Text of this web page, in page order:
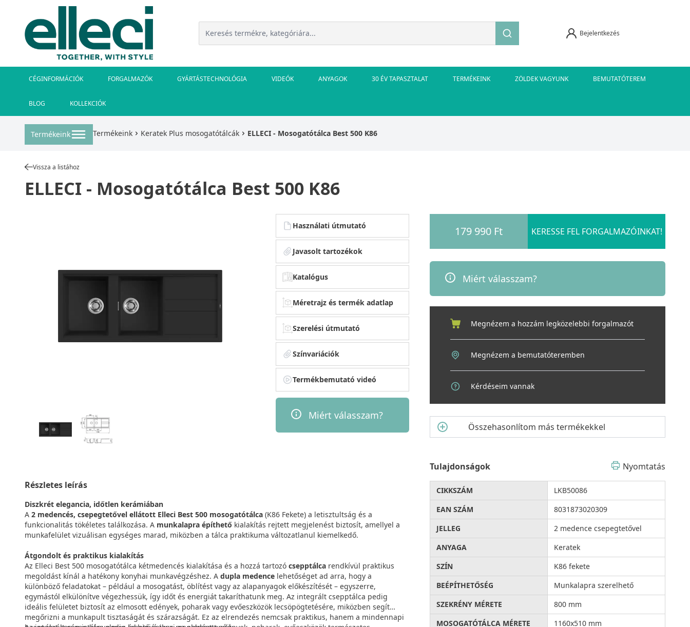
Bejelentkezés
CÉGINFORMÁCIÓK FORGALMAZÓK GYÁRTÁSTECHNOLÓGIA VIDEÓK ANYAGOK 30 ÉV TAPASZTALAT TERMÉKEINK ZÖLDEK VAGYUNK BEMUTATÓTEREM
BLOG KOLLEKCIÓK
Termékeink Termékeink Keratek Plus mosogatótálcák ELLECI - Mosogatótálca Best 500 K86
Vissza a listához
ELLECI - Mosogatótálca Best 500 K86
Használati útmutató
Javasolt tartozékok
Katalógus
Méretrajz és termék adatlap
Szerelési útmutató
Színvariációk
Termékbemutató videó
Miért válasszam?
Részletes leírás
Diszkrét elegancia, időtlen kerámiában
A 2 medencés, csepegtetővel ellátott Elleci Best 500 mosogatótálca (K86 Fekete) a letisztultság és a
funkcionalitás tökéletes találkozása. A munkalapra építhető kialakítás rejtett megjelenést biztosít, amellyel a
munkafelület vizuálisan egységes marad, miközben a tálca praktikuma változatlanul kiemelkedő.
Átgondolt és praktikus kialakítás
Az Elleci Best 500 mosogatótálca kétmedencés kialakítása és a hozzá tartozó csepptálca rendkívül praktikus
megoldást kínál a hatékony konyhai munkavégzéshez. A dupla medence lehetőséget ad arra, hogy a
különböző feladatokat – például a mosogatást, öblítést vagy az alapanyagok előkészítését – egyszerre,
egymástól elkülönítve végezhessük, így időt és energiát takaríthatunk meg. Az integrált csepptálca pedig
ideális felületet biztosít az elmosott edények, poharak vagy evőeszközök lecsöpögtetésére, miközben segít
megőrizni a munkapult tisztaságát és szárazságát. Ez az elrendezés nemcsak praktikus, hanem a mindennapi
179 990 Ft KERESSE FEL FORGALMAZÓINKAT!
Miért válasszam?
Megnézem a hozzám legközelebbi forgalmazót
Megnézem a bemutatóteremben
Kérdéseim vannak
Összehasonlítom más termékekkel
Tulajdonságok Nyomtatás
CIKKSZÁM
LKB50086
EAN SZÁM
8031873020309
JELLEG
2 medence csepegtetővel
ANYAGA
Keratek
SZÍN
K86 fekete
BEÉPÍTHETŐSÉG
Munkalapra szerelhető
SZEKRÉNY MÉRETE
800 mm
MOSOGATÓTÁLCA MÉRETE
1160x510 mm